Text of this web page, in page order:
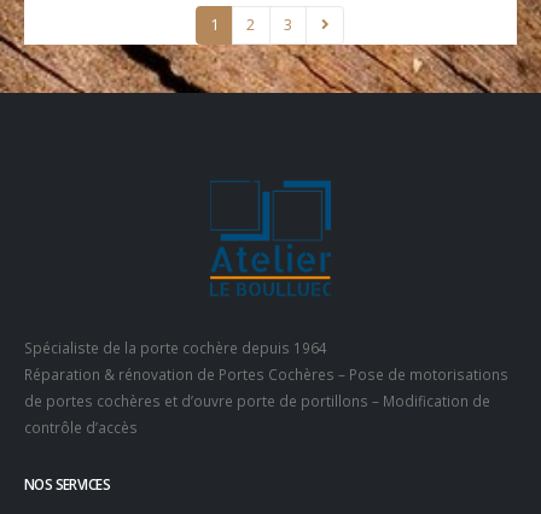
1 2 3
Spécialiste de la porte cochère depuis 1964
Réparation & rénovation de Portes Cochères – Pose de motorisations
de portes cochères et d’ouvre porte de portillons – Modification de
contrôle d’accès
NOS SERVICES